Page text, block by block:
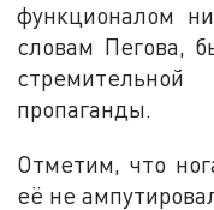
функционалом
словам Пегова,
пропаганды.
Отметим, что
её не